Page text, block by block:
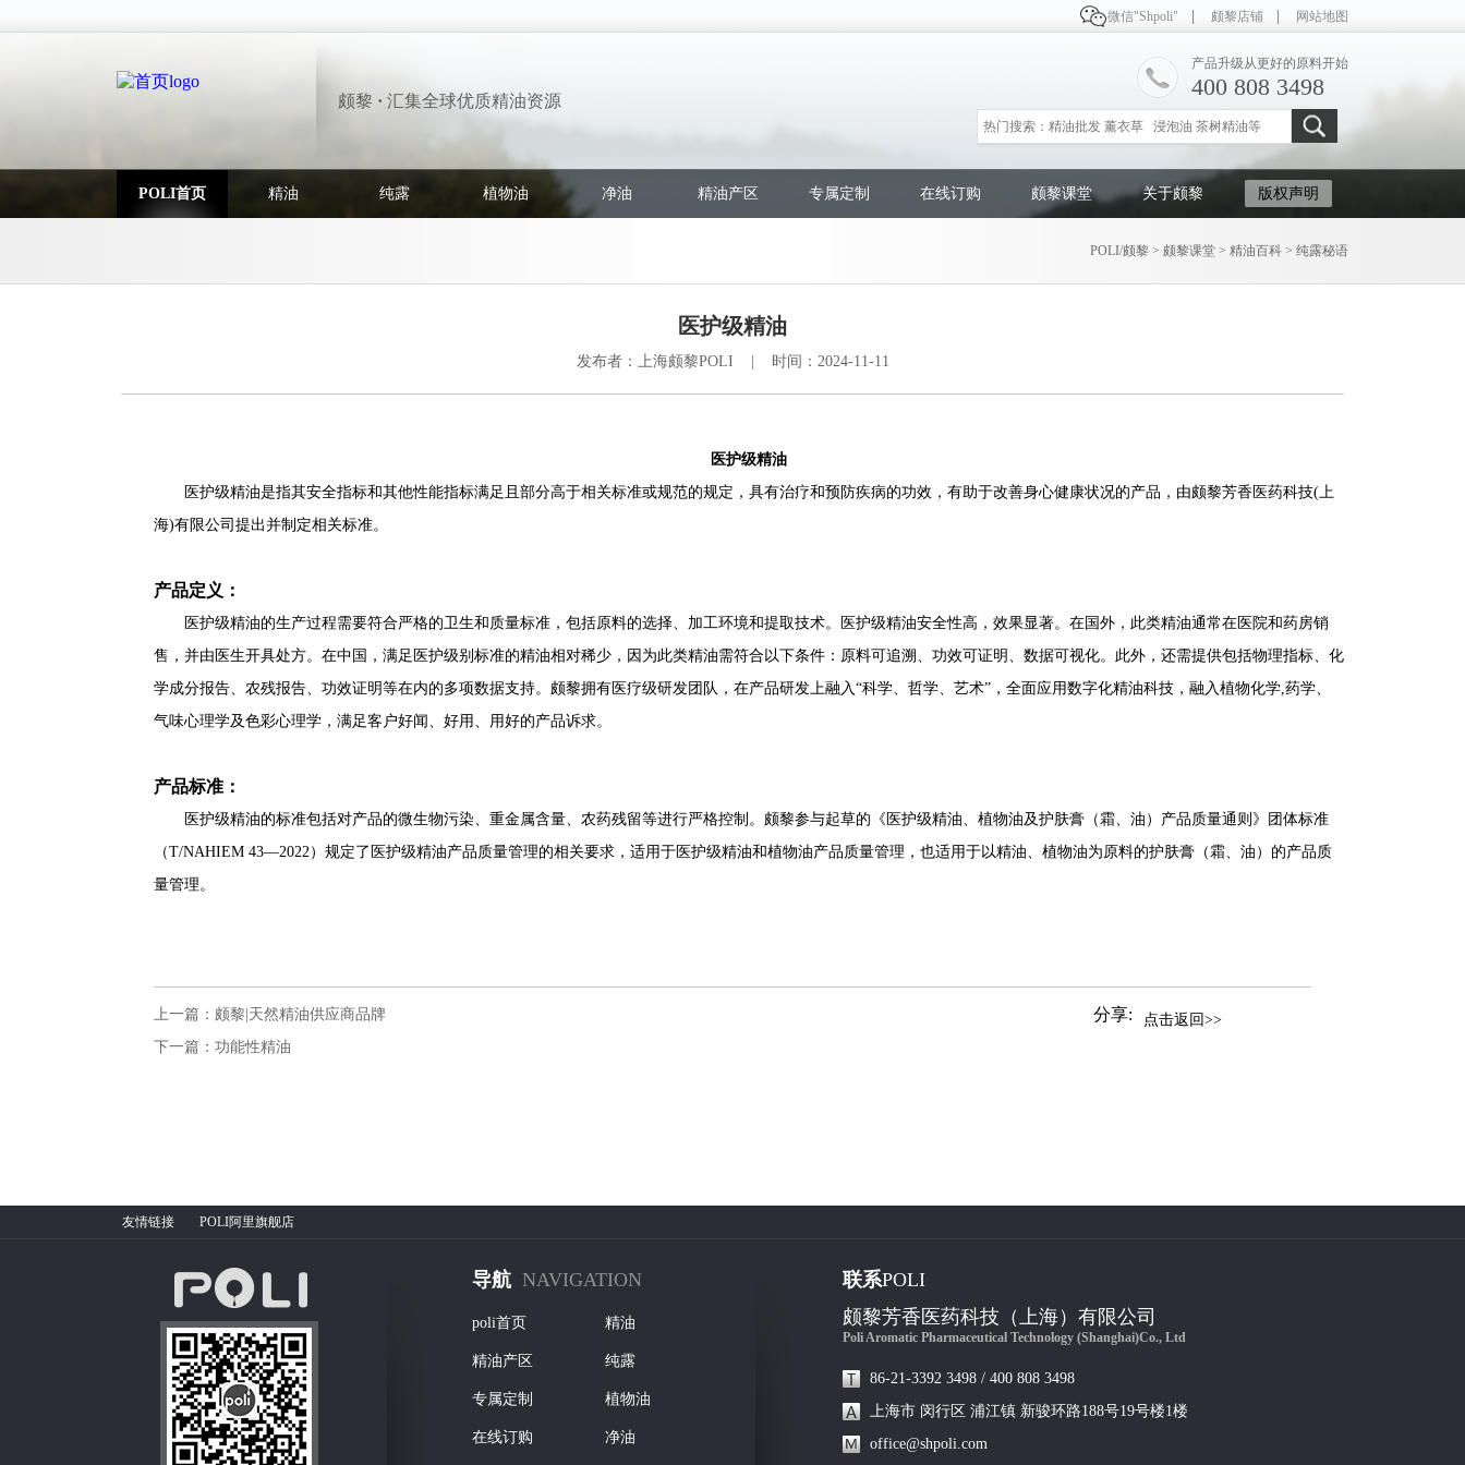
微信"Shpoli" 颇黎店铺 网站地图
颇黎 · 汇集全球优质精油资源
产品升级从更好的原料开始
400 808 3498
POLI首页 精油 纯露 植物油 净油 精油产区 专属定制 在线订购 颇黎课堂 关于颇黎 版权声明
POLI/颇黎 > 颇黎课堂 > 精油百科 > 纯露秘语
医护级精油
发布者：上海颇黎POLI | 时间：2024-11-11
医护级精油
医护级精油是指其安全指标和其他性能指标满足且部分高于相关标准或规范的规定，具有治疗和预防疾病的功效，有助于改善身心健康状况的产品， 由颇黎芳香医药科技(上
海)有限公司提出并制定相关标准。
产品定义：
医护级精油的生产过程需要符合严格的卫生和质量标准，包括原料的选择、加工环境和提取技术。医护级精油安全性高，效果显著。在国外，此类精油通常在医院和药房销
售，并由医生开具处方。在中国，满足医护级别标准的精油相对稀少，因为此类精油需符合以下条件：原料可追溯、功效可证明、数据可视化。此外，还需提供包括物理指标、化
学成分报告、农残报告、功效证明等在内的多项数据支持。颇黎拥有医疗级研发团队，在产品研发上融入“科学、哲学、艺术”，全面应用数字化精油科技，融入植物化学,药学、
气味心理学及色彩心理学，满足客户好闻、好用、用好的产品诉求。
产品标准：
医护级精油的标准包括对产品的微生物污染、重金属含量、农药残留等进行严格控制。颇黎参与起草的《医护级精油、植物油及护肤膏（霜、油）产品质量通则》团体标准
（T/NAHIEM 43—2022）规定了医护级精油产品质量管理的相关要求，适用于医护级精油和植物油产品质量管理，也适用于以精油、植物油为原料的护肤膏（霜、油）的产品质
量管理。
上一篇：颇黎|天然精油供应商品牌
下一篇：功能性精油
分享: 点击返回>>
友情链接 POLI阿里旗舰店
导航 NAVIGATION
poli首页
精油产区
专属定制
在线订购
精油
纯露
植物油
净油
联系POLI
颇黎芳香医药科技（上海）有限公司
Poli Aromatic Pharmaceutical Technology (Shanghai)Co., Ltd
86-21-3392 3498 / 400 808 3498
上海市 闵行区 浦江镇 新骏环路188号19号楼1楼
office@shpoli.com